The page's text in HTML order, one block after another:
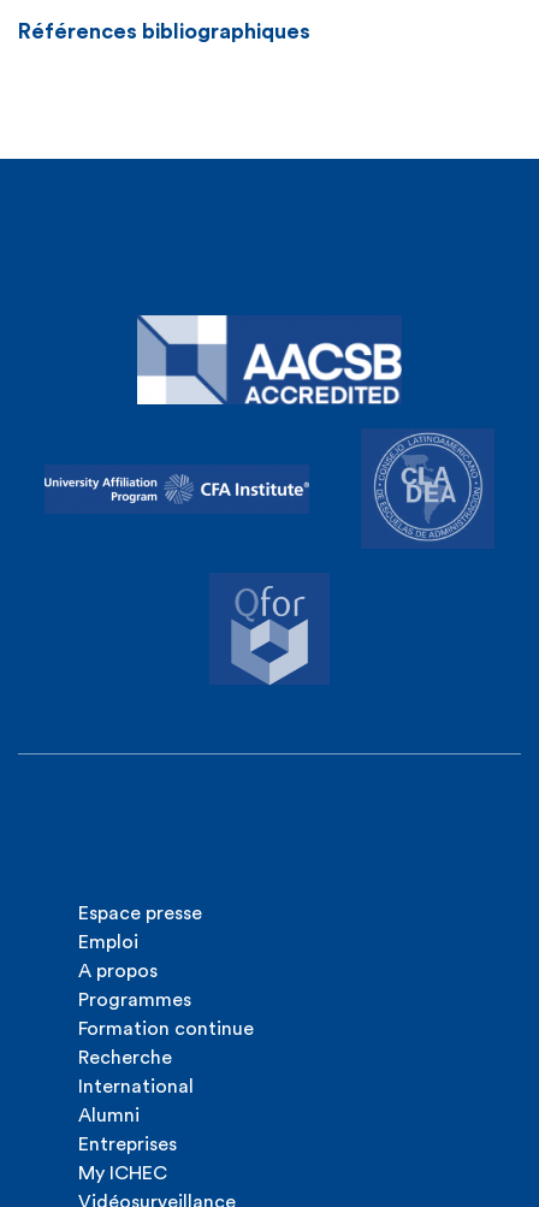
Références bibliographiques
Espace presse
Emploi
A propos
Programmes
Formation continue
Recherche
International
Alumni
Entreprises
My ICHEC
Vidéosurveillance